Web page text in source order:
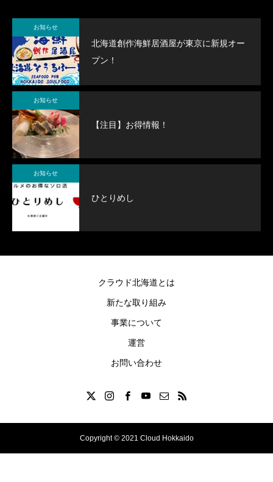
お知らせ
北海道創作海鮮居酒屋が東京に新規オー
プン！
お知らせ
【注目】お得情報！
お知らせ
ひとりめし
クラウド北海道とは
新たな取り組み
事業について
運営
お問い合わせ
Copyright © 2021 Cloud Hokkaido